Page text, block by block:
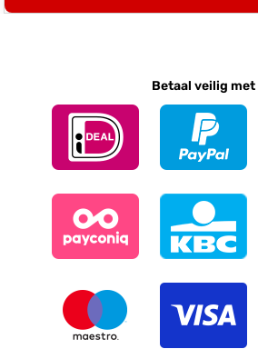
Betaal veilig met